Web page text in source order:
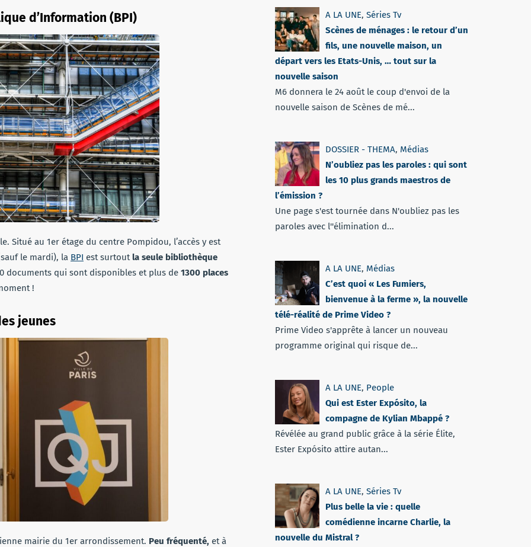
d’Information (BPI)
Situé au 1er étage du centre Pompidou, l’accès y est
le mardi), la BPI est surtout la seule bibliothèque
documents qui sont disponibles et plus de 1300 places
!
jeunes
mairie du 1er arrondissement. Peu fréquenté, et à
A LA UNE, Séries Tv
Scènes de ménages : le retour d’un
fils, une nouvelle maison, un
départ vers les Etats-Unis, … tout sur la
nouvelle saison
M6 donnera le 24 août le coup d'envoi de la
nouvelle saison de Scènes de mé...
DOSSIER - THEMA, Médias
N’oubliez pas les paroles : qui sont
les 10 plus grands maestros de
l’émission ?
Une page s'est tournée dans N'oubliez pas les
paroles avec l''élimination d...
A LA UNE, Médias
C’est quoi « Les Fumiers,
bienvenue à la ferme », la nouvelle
télé-réalité de Prime Video ?
Prime Video s'apprête à lancer un nouveau
programme original qui risque de...
A LA UNE, People
Qui est Ester Expósito, la
compagne de Kylian Mbappé ?
Révélée au grand public grâce à la série Élite,
Ester Expósito attire autan...
A LA UNE, Séries Tv
Plus belle la vie : quelle
comédienne incarne Charlie, la
nouvelle du Mistral ?